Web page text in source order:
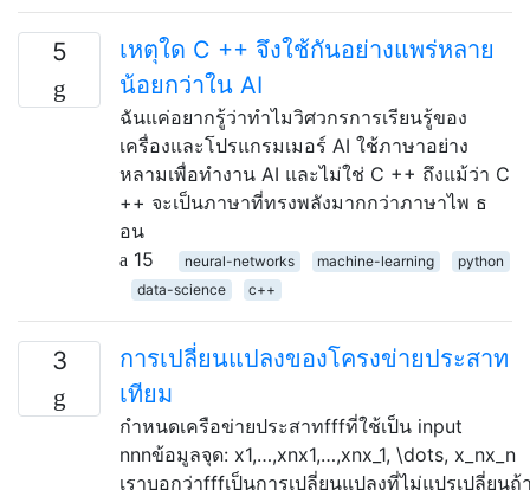
5
เหตุใด C ++ จึงใช้กันอย่างแพร่หลาย
น้อยกว่าใน AI
ฉันแค่อยากรู้ว่าทำไมวิศวกรการเรียนรู้ของ
เครื่องและโปรแกรมเมอร์ AI ใช้ภาษาอย่าง
หลามเพื่อทำงาน AI และไม่ใช่ C ++ ถึงแม้ว่า C
++ จะเป็นภาษาที่ทรงพลังมากกว่าภาษาไพ ธ
อน
15
neural-networks machine-learning
python
data-science
c++
3
การเปลี่ยนแปลงของโครงข่ายประสาท
เทียม
กำหนดเครือข่ายประสาทfffที่ใช้เป็น input
nnnข้อมูลจุด: x1,…,xnx1,…,xnx_1, \dots, x_nx_n
เราบอกว่าfffเป็นการเปลี่ยนแปลงที่ไม่แปรเปลี่ยนถ้